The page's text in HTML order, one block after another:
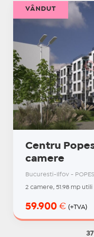
Centru
camere
Bucuresti-Ilfov -
2 camere, 51.98 mp utili
59.900 € (+TVA)
VÂNDUT